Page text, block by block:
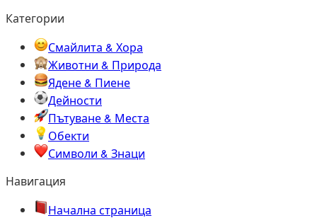
Категории
Смайлита & Хора
Животни & Природа
Ядене & Пиене
Дейности
Пътуване & Места
Обекти
Символи & Знаци
Навигация
Начална страница